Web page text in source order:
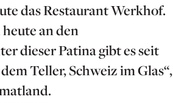
das Restaurant Werkhof.
an den
dieser Patina gibt es seit
Teller, Schweiz im Glas“,